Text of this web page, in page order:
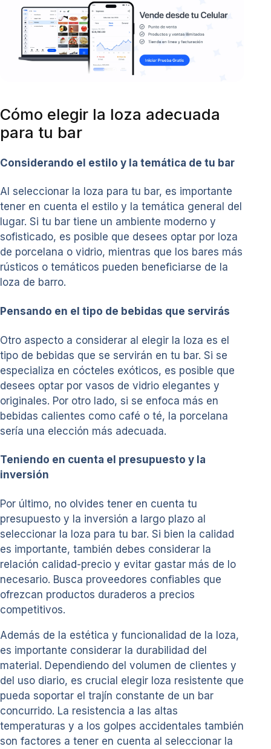
Cómo elegir la loza adecuada
para tu bar
Considerando el estilo y la temática de tu bar
Al seleccionar la loza para tu bar, es importante
tener en cuenta el estilo y la temática general del
lugar. Si tu bar tiene un ambiente moderno y
sofisticado, es posible que desees optar por loza
de porcelana o vidrio, mientras que los bares más
rústicos o temáticos pueden beneficiarse de la
loza de barro.
Pensando en el tipo de bebidas que servirás
Otro aspecto a considerar al elegir la loza es el
tipo de bebidas que se servirán en tu bar. Si se
especializa en cócteles exóticos, es posible que
desees optar por vasos de vidrio elegantes y
originales. Por otro lado, si se enfoca más en
bebidas calientes como café o té, la porcelana
sería una elección más adecuada.
Teniendo en cuenta el presupuesto y la
inversión
Por último, no olvides tener en cuenta tu
presupuesto y la inversión a largo plazo al
seleccionar la loza para tu bar. Si bien la calidad
es importante, también debes considerar la
relación calidad-precio y evitar gastar más de lo
necesario. Busca proveedores confiables que
ofrezcan productos duraderos a precios
competitivos.
Además de la estética y funcionalidad de la loza,
es importante considerar la durabilidad del
material. Dependiendo del volumen de clientes y
del uso diario, es crucial elegir loza resistente que
pueda soportar el trajín constante de un bar
concurrido. La resistencia a las altas
temperaturas y a los golpes accidentales también
son factores a tener en cuenta al seleccionar la